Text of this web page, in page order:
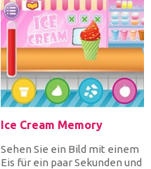
Ice Cream Memory
Sehen Sie ein Bild mit einem
Eis für ein paar Sekunden und